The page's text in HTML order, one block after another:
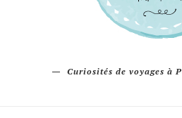
Curiosités de voyages à